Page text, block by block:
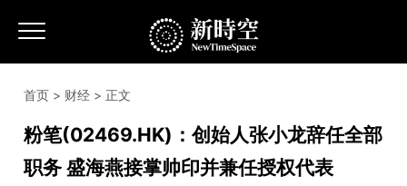
首页 > 财经 > 正文
粉笔(02469.HK)：创始人张小龙辞任全部
职务 盛海燕接掌帅印并兼任授权代表